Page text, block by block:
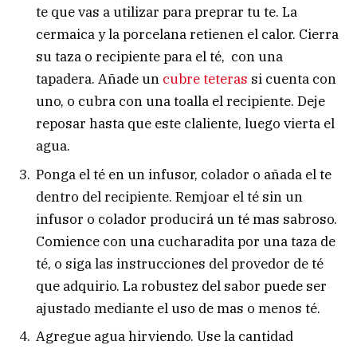
te que vas a utilizar para preprar tu te. La
cermaica y la porcelana retienen el calor. Cierra
su taza o recipiente para el té, con una
tapadera. Añade un cubre teteras si cuenta con
uno, o cubra con una toalla el recipiente. Deje
reposar hasta que este claliente, luego vierta el
agua.
Ponga el té en un infusor, colador o añada el te
dentro del recipiente. Remjoar el té sin un
infusor o colador producirá un té mas sabroso.
Comience con una cucharadita por una taza de
té, o siga las instrucciones del provedor de té
que adquirio. La robustez del sabor puede ser
ajustado mediante el uso de mas o menos té.
Agregue agua hirviendo. Use la cantidad